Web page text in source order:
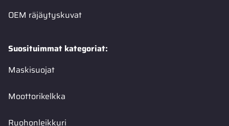
OEM räjäytyskuvat
Suosituimmat kategoriat:
Maskisuojat
Moottorikelkka
Ruohonleikkuri